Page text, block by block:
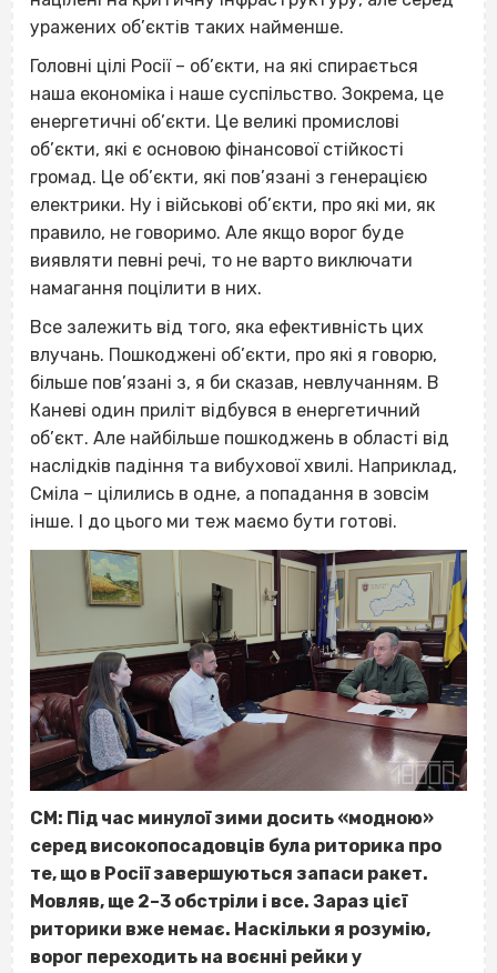
уражених об’єктів таких найменше.
Головні цілі Росії – об’єкти, на які спирається
наша економіка і наше суспільство. Зокрема, це
енергетичні об’єкти. Це великі промислові
об’єкти, які є основою фінансової стійкості
громад. Це об’єкти, які пов’язані з генерацією
електрики. Ну і військові об’єкти, про які ми, як
правило, не говоримо. Але якщо ворог буде
виявляти певні речі, то не варто виключати
намагання поцілити в них.
Все залежить від того, яка ефективність цих
влучань. Пошкоджені об’єкти, про які я говорю,
більше пов’язані з, я би сказав, невлучанням. В
Каневі один приліт відбувся в енергетичний
об’єкт. Але найбільше пошкоджень в області від
наслідків падіння та вибухової хвилі. Наприклад,
Сміла – цілились в одне, а попадання в зовсім
інше. І до цього ми теж маємо бути готові.
СМ: Під час минулої зими досить «модною»
серед високопосадовців була риторика про
те, що в Росії завершуються запаси ракет.
Мовляв, ще 2–3 обстріли і все. Зараз цієї
риторики вже немає. Наскільки я розумію,
ворог переходить на воєнні рейки у